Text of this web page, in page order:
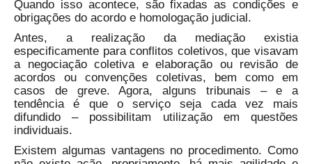
Quando isso acontece, são fixadas as condições e
obrigações do acordo e homologação judicial.
Antes, a realização da mediação existia
especificamente para conflitos coletivos, que visavam
a negociação coletiva e elaboração ou revisão de
acordos ou convenções coletivas, bem como em
casos de greve. Agora, alguns tribunais – e a
tendência é que o serviço seja cada vez mais
difundido – possibilitam utilização em questões
individuais.
Existem algumas vantagens no procedimento. Como